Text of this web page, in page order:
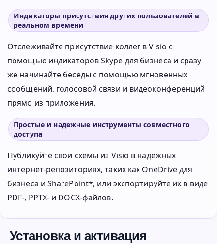
Индикаторы присутствия других пользователей в
реальном времени
Отслеживайте присутствие коллег в Visio с
помощью индикаторов Skype для бизнеса и сразу
же начинайте беседы с помощью мгновенных
сообщений, голосовой связи и видеоконференций
прямо из приложения.
Простые и надежные инструменты совместного
доступа
Публикуйте свои схемы из Visio в надежных
интернет-репозиториях, таких как OneDrive для
бизнеса и SharePoint*, или экспортируйте их в виде
PDF-, PPTX- и DOCX-файлов.
Установка и активация